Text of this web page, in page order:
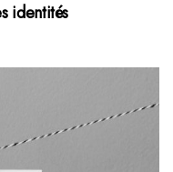
identités